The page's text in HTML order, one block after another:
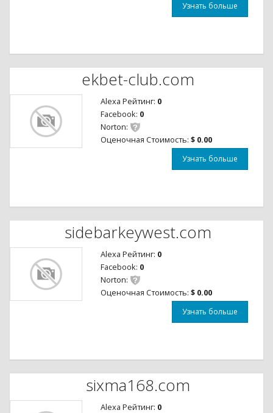
Узнать больше
ekbet-club.com
Alexa Рейтинг: 0
Facebook: 0
Norton:
Оценочная Стоимость: $ 0.00
Узнать больше
sidebarkeywest.com
Alexa Рейтинг: 0
Facebook: 0
Norton:
Оценочная Стоимость: $ 0.00
Узнать больше
sixma168.com
Alexa Рейтинг: 0